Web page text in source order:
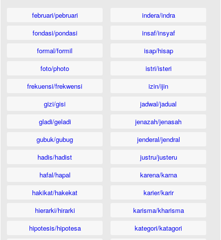
februari/pebruari
fondasi/pondasi
formal/formil
foto/photo
frekuensi/frekwensi
gizi/gisi
gladi/geladi
gubuk/gubug
hadis/hadist
hafal/hapal
hakikat/hakekat
hierarki/hirarki
hipotesis/hipotesa
indera/indra
insaf/insyaf
isap/hisap
istri/isteri
izin/ijin
jadwal/jadual
jenazah/jenasah
jenderal/jendral
justru/justeru
karena/karna
karier/karir
karisma/kharisma
kategori/katagori